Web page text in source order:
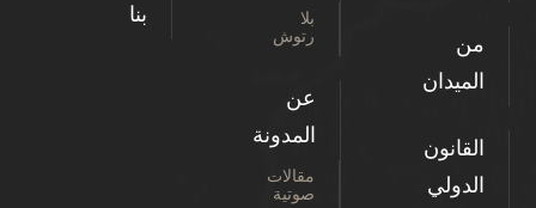
من
الميدان
القانون
الدولي
بلا
رتوش
عن
المدونة
مقالات
صوتية
بنا